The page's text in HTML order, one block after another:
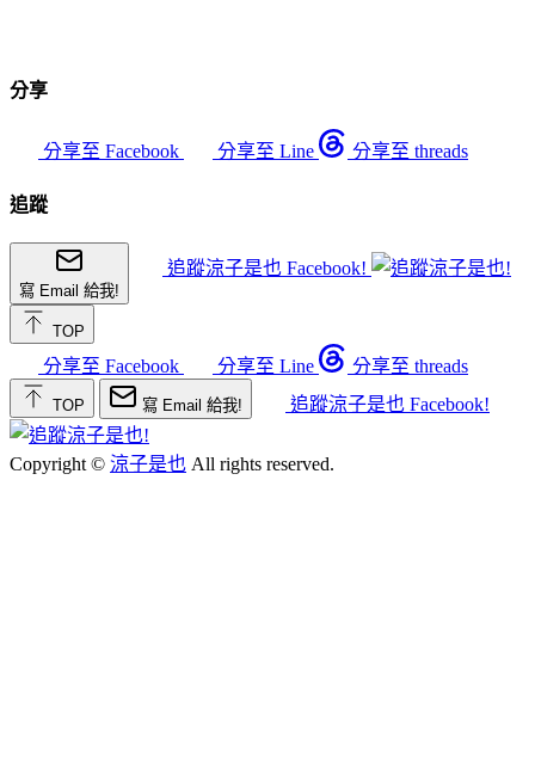
分享
分享至 Facebook 分享至 Line 分享至 threads
追蹤
寫 Email 給我!
追蹤涼子是也 Facebook!
TOP
分享至 Facebook 分享至 Line 分享至 threads
TOP 寫 Email 給我! 追蹤涼子是也 Facebook!
Copyright © 涼子是也 All rights reserved.